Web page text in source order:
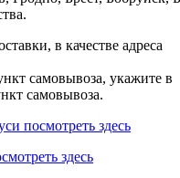
в качестве адреса
самовывоза, укажите в
самовывоза.
посмотреть здесь
здесь